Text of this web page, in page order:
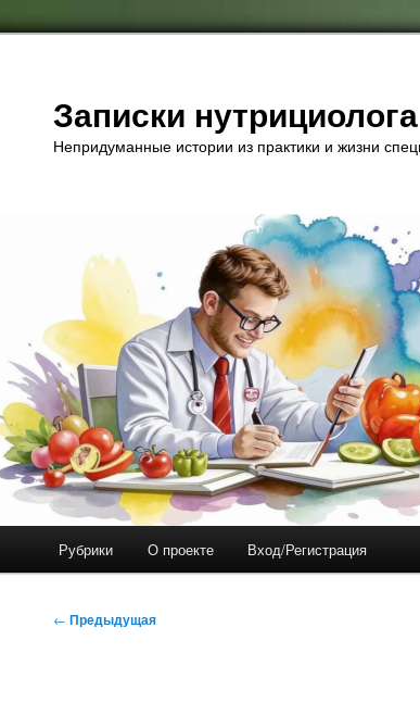
Записки нутрициолога
Непридуманные истории из практики и жизни
Рубрики О проекте Вход/Регистрация
Навигация
← Предыдущая